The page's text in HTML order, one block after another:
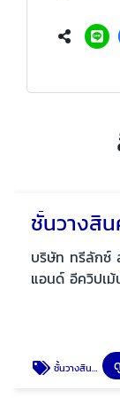
บริษัท ทรีลักซ์
แอนด์ อีควิปเ
ชั้นวางสินค้าแบบMicro rack support Mezzanine floor